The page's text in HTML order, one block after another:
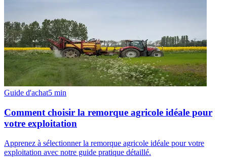
Guide d'achat5 min
Comment choisir la remorque agricole idéale pour
votre exploitation
Apprenez à sélectionner la remorque agricole idéale pour votre
exploitation avec notre guide pratique détaillé.